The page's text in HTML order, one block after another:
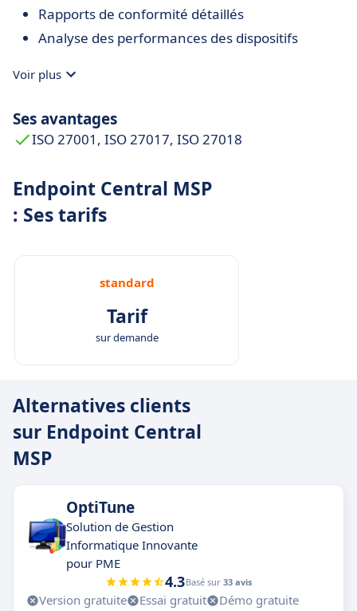
Rapports de conformité détaillés
Analyse des performances des dispositifs
Voir plus
Ses avantages
ISO 27001, ISO 27017, ISO 27018
Endpoint Central MSP
: Ses tarifs
standard
Tarif
sur demande
Alternatives clients
sur Endpoint Central
MSP
OptiTune
Solution de Gestion
Informatique Innovante
pour PME
4.3Basé sur 33 avis
Version gratuite Essai gratuit
Démo gratuite